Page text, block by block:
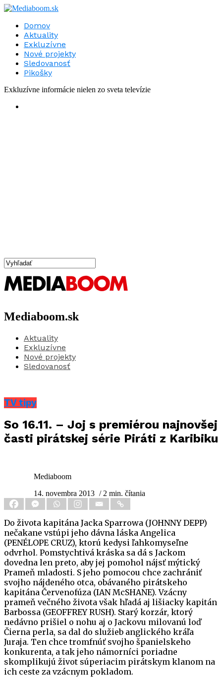
Domov
Aktuality
Exkluzívne
Nové projekty
Sledovanosť
Pikošky
Exkluzívne informácie nielen zo sveta televízie
Mediaboom.sk
Aktuality
Exkluzívne
Nové projekty
Sledovanosť
TV tipy
So 16.11. – Joj s premiérou najnovšej
časti pirátskej série Piráti z Karibiku
Mediaboom
14. novembra 2013 / 2 min. čítania
Do života kapitána Jacka Sparrowa (JOHNNY DEPP)
nečakane vstúpi jeho dávna láska Angelica
(PENÉLOPE CRUZ), ktorú kedysi ľahkomyseľne
odvrhol. Pomstychtivá kráska sa dá s Jackom
dovedna len preto, aby jej pomohol nájsť mýtický
Prameň mladosti. S jeho pomocou chce zachrániť
svojho nájdeného otca, obávaného pirátskeho
kapitána Červenofúza (IAN McSHANE). Vzácny
prameň večného života však hľadá aj lišiacky kapitán
Barbossa (GEOFFREY RUSH). Starý korzár, ktorý
nedávno prišiel o nohu aj o Jackovu milovanú loď
Čierna perla, sa dal do služieb anglického kráľa
Juraja. Ten chce tromfnúť svojho španielskeho
konkurenta, a tak jeho námorníci poriadne
skomplikujú život súperiacim pirátskym klanom na
ich ceste za vzácnym pokladom.